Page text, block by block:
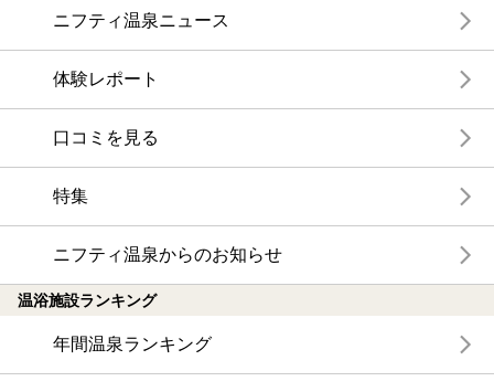
ニフティ温泉ニュース
体験レポート
口コミを見る
特集
ニフティ温泉からのお知らせ
温浴施設ランキング
年間温泉ランキング